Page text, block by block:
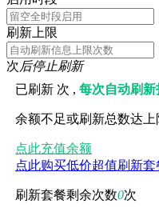
刷新上限
次后停止刷新
已刷新 次 ,每次自动刷
余额不足或刷新总数达
点此充值余额
点此购买低价超值刷新套
刷新套餐剩余次数0次